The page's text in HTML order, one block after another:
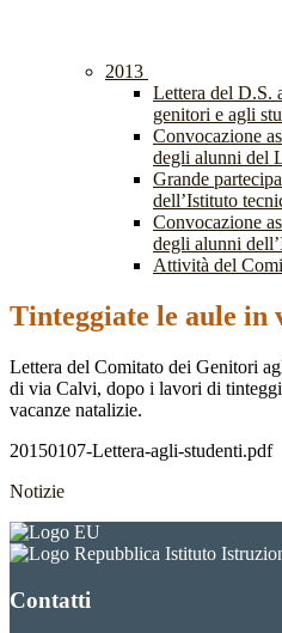
2013
Lettera del D.S.
genitori e agli
Convocazione
degli alunni del
Grande
dell’Istituto
Convocazione
degli alunni
Attività del
Tinteggiate le aule in
Lettera del Comitato dei Genitori
di via Calvi, dopo i lavori di
vacanze natalizie.
20150107-Lettera-agli-studenti.pdf
Notizie
Istituto
Contatti